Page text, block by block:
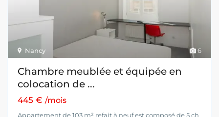
6
Nancy
Chambre meublée et équipée en
colocation de ...
445 €/mois
Appartement de 103 m² refait à neuf est composé de 5 ch